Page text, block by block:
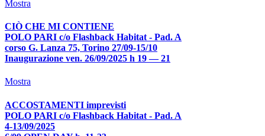
Mostra
CIÒ CHE MI CONTIENE
POLO PARI c/o Flashback Habitat - Pad. A
corso G. Lanza 75, Torino 27/09-15/10
Inaugurazione ven. 26/09/2025 h 19 — 21
Mostra
ACCOSTAMENTI imprevisti
POLO PARI c/o Flashback Habitat - Pad. A
4-13/09/2025